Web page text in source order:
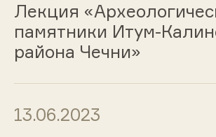
Лекция
памятники Итум-
района Чечни»
13.06.2023